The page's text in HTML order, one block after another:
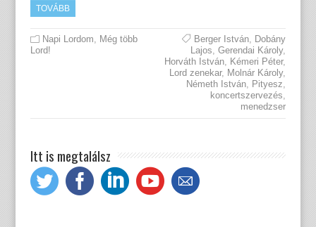
TOVÁBB
Napi Lordom, Még több
Lord!
Berger István, Dobány
Lajos,Gerendai Károly,
Horváth István, Kémeri Péter,
Lord zenekar, Molnár Károly,
Németh István, Pityesz,
koncertszervezés,
menedzser
Itt is megtalálsz